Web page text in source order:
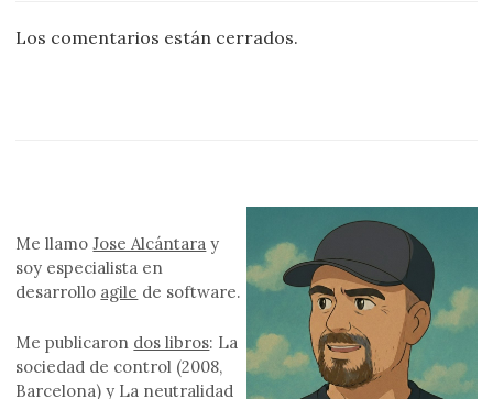
Los comentarios están cerrados.
Me llamoJose Alcántara y
soy especialista en
desarrollo agile de software.
Me publicaron dos libros: La
sociedad de control (2008,
Barcelona) y La neutralidad